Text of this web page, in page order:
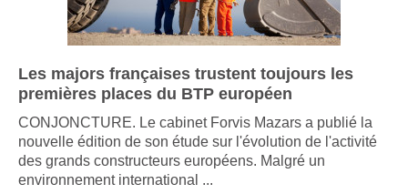
Les majors françaises trustent toujours les
premières places du BTP européen
CONJONCTURE. Le cabinet Forvis Mazars a publié la
nouvelle édition de son étude sur l'évolution de l'activité
des grands constructeurs européens. Malgré un
environnement international ...